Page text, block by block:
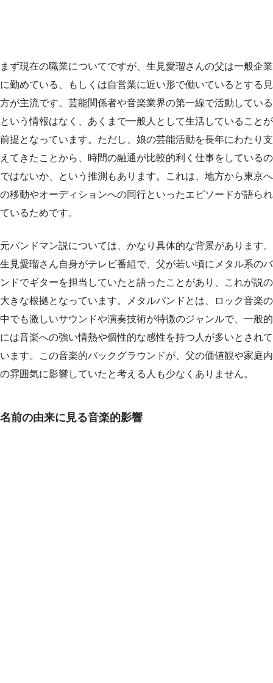
まず現在の職業についてですが、生見愛瑠さんの父は一般企業
に勤めている、もしくは自営業に近い形で働いているとする見
方が主流です。芸能関係者や音楽業界の第一線で活動している
という情報はなく、あくまで一般人として生活していることが
前提となっています。ただし、娘の芸能活動を長年にわたり支
えてきたことから、時間の融通が比較的利く仕事をしているの
ではないか、という推測もあります。これは、地方から東京へ
の移動やオーディションへの同行といったエピソードが語られ
ているためです。
元バンドマン説については、かなり具体的な背景があります。
生見愛瑠さん自身がテレビ番組で、父が若い頃にメタル系のバ
ンドでギターを担当していたと語ったことがあり、これが説の
大きな根拠となっています。メタルバンドとは、ロック音楽の
中でも激しいサウンドや演奏技術が特徴のジャンルで、一般的
には音楽への強い情熱や個性的な感性を持つ人が多いとされて
います。この音楽的バックグラウンドが、父の価値観や家庭内
の雰囲気に影響していたと考える人も少なくありません。
名前の由来に見る音楽的影響